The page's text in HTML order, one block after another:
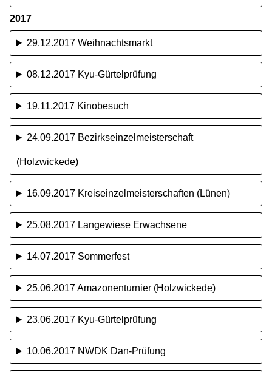
2017
29.12.2017 Weihnachtsmarkt
08.12.2017 Kyu-Gürtelprüfung
19.11.2017 Kinobesuch
24.09.2017 Bezirkseinzelmeisterschaft
(Holzwickede)
16.09.2017 Kreiseinzelmeisterschaften (Lünen)
25.08.2017 Langewiese Erwachsene
14.07.2017 Sommerfest
25.06.2017 Amazonenturnier (Holzwickede)
23.06.2017 Kyu-Gürtelprüfung
10.06.2017 NWDK Dan-Prüfung